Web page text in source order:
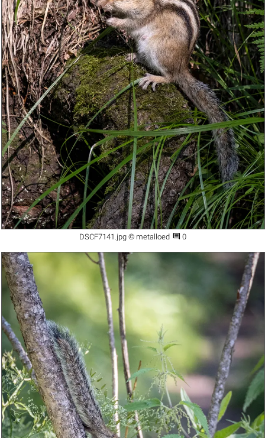
DSCF7141.jpg © metalloed  0